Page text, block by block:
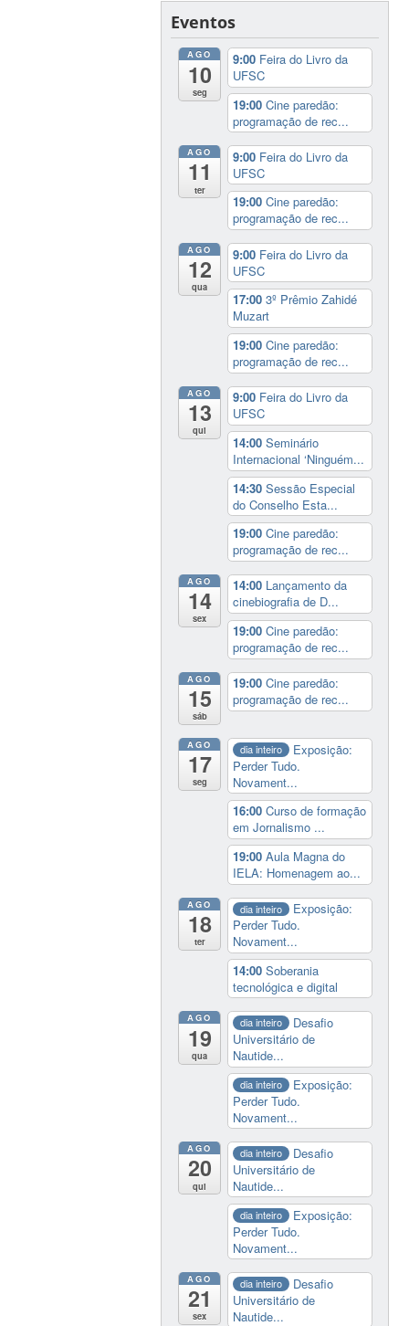
Eventos
AGO
10
seg
9:00 Feira do Livro da
UFSC
19:00Cine paredão:
programação de rec...
AGO
11
ter
9:00 Feira do Livro da
UFSC
19:00Cine paredão:
programação de rec...
AGO
12
qua
9:00 Feira do Livro da
UFSC
17:003º Prêmio Zahidé
Muzart
19:00Cine paredão:
programação de rec...
AGO
13
qui
9:00 Feira do Livro da
UFSC
14:00Seminário
Internacional ‘Ninguém...
14:30Sessão Especial
do Conselho Esta...
19:00Cine paredão:
programação de rec...
AGO
14
sex
14:00 Lançamento da
cinebiografia de D...
19:00Cine paredão:
programação de rec...
AGO
15
sáb
19:00Cine paredão:
programação de rec...
AGO
17
seg
dia inteiro
Exposição:
Perder Tudo.
Novament...
16:00Curso de formação
em Jornalismo ...
19:00Aula Magna do
IELA: Homenagem ao...
AGO
18
ter
dia inteiro
Exposição:
Perder Tudo.
Novament...
14:00Soberania
tecnológica e digital
AGO
19
qua
dia inteiro
Desafio
Universitário de
Nautide...
dia inteiro
Exposição:
Perder Tudo.
Novament...
AGO
20
qui
dia inteiro
Desafio
Universitário de
Nautide...
dia inteiro
Exposição:
Perder Tudo.
Novament...
AGO
21
sex
dia inteiro
Desafio
Universitário de
Nautide...